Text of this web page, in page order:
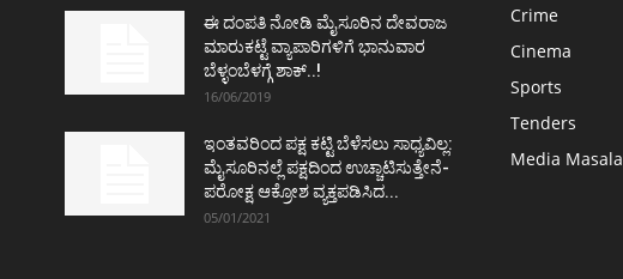
ಈ ದಂಪತಿ ನೋಡಿ ಮೈಸೂರಿನ ದೇವರಾಜ
ಮಾರುಕಟ್ಟೆ ವ್ಯಾಪಾರಿಗಳಿಗೆ ಭಾನುವಾರ
ಬೆಳ್ಳಂಬೆಳಗ್ಗೆ ಶಾಕ್..!
16/06/2019
ಇಂತವರಿಂದ ಪಕ್ಷ ಕಟ್ಟಿ ಬೆಳೆಸಲು ಸಾಧ್ಯವಿಲ್ಲ:
ಮೈಸೂರಿನಲ್ಲೆ ಪಕ್ಷದಿಂದ ಉಚ್ಚಾಟಿಸುತ್ತೇನೆ-
ಪರೋಕ್ಷ ಆಕ್ರೋಶ ವ್ಯಕ್ತಪಡಿಸಿದ...
05/01/2021
Crime
Cinema
Sports
Tenders
Media Masala